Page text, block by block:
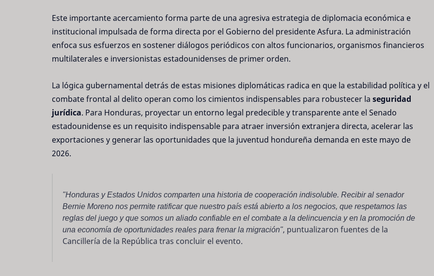
Este importante acercamiento forma parte de una agresiva estrategia de diplomacia económica e
institucional impulsada de forma directa por el Gobierno del presidente Asfura. La administración
enfoca sus esfuerzos en sostener diálogos periódicos con altos funcionarios, organismos financieros
multilaterales e inversionistas estadounidenses de primer orden.
La lógica gubernamental detrás de estas misiones diplomáticas radica en que la estabilidad política y el
combate frontal al delito operan como los cimientos indispensables para robustecer la seguridad
jurídica. Para Honduras, proyectar un entorno legal predecible y transparente ante el Senado
estadounidense es un requisito indispensable para atraer inversión extranjera directa, acelerar las
exportaciones y generar las oportunidades que la juventud hondureña demanda en este mayo de
2026.
"Honduras y Estados Unidos comparten una historia de cooperación indisoluble. Recibir al senador
Bernie Moreno nos permite ratificar que nuestro país está abierto a los negocios, que respetamos las
reglas del juego y que somos un aliado confiable en el combate a la delincuencia y en la promoción de
una economía de oportunidades reales para frenar la migración", puntualizaron fuentes de la
Cancillería de la República tras concluir el evento.